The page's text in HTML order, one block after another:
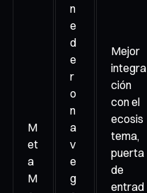
M
et
a
M
n
e
d
e
r
o
n
a
v
e
g
Mejor
integra
ción
con el
ecosis
tema,
puerta
de
entrad